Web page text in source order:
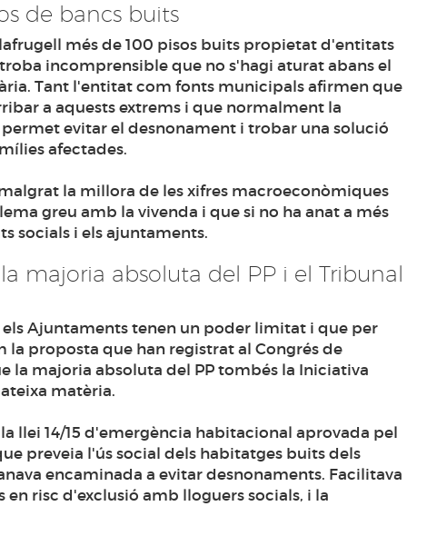
de bancs buits
més de 100 pisos buits propietat d'entitats
incomprensible que no s'hagi aturat abans el
Tant l'entitat com fonts municipals afirmen que
a aquests extrems i que normalment la
evitar el desnonament i trobar una solució
afectades.
la millora de les xifres macroeconòmiques
greu amb la vivenda i que si no ha anat a més
socials i els ajuntaments.
majoria absoluta del PP i el Tribunal
els Ajuntaments tenen un poder limitat i que per
la proposta que han registrat al Congrés de
la majoria absoluta del PP tombés la Iniciativa
matèria.
llei 14/15 d'emergència habitacional aprovada pel
preveia l'ús social dels habitatges buits dels
encaminada a evitar desnonaments. Facilitava
risc d'exclusió amb lloguers socials, i la